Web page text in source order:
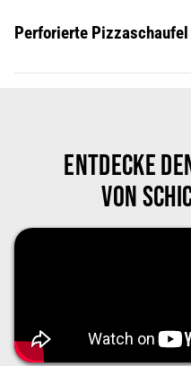
Perforierte Pizzaschaufel
Entdecke
von